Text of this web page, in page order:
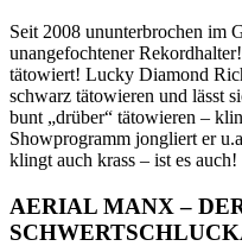
Seit 2008 ununterbrochen im
unangefochtener
tätowiert! Lucky Diamond
schwarz tätowieren und lässt
bunt „drüber“ tätowieren –
Showprogramm jongliert er
klingt auch krass – ist es auch!
AERIAL MANX –